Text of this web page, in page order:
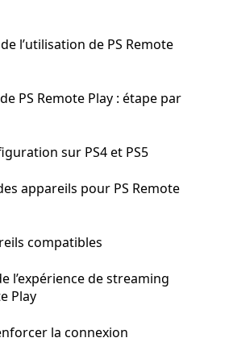
l’utilisation de PS Remote
PS Remote Play : étape par
sur PS4 et PS5
appareils pour PS Remote
compatibles
l’expérience de streaming
Play
la connexion